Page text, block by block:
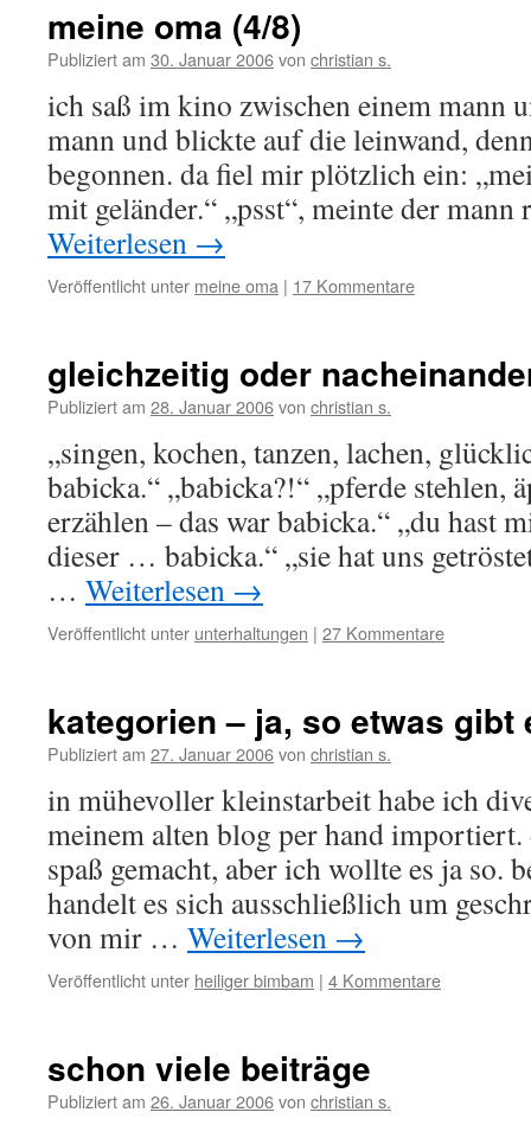
meine oma (4/8)
Publiziert am 30. Januar 2006von christian s.
ich saß im kino zwischen einem mann
mann und blickte auf die leinwand,
begonnen. da fiel mir plötzlich ein:
mit geländer.“ „psst“, meinte der
Weiterlesen →
Veröffentlicht unter meine oma | 17 Kommentare
gleichzeitig oder
Publiziert am 28. Januar 2006von christian s.
„singen, kochen, tanzen, lachen,
babicka.“ „babicka?!“ „pferde stehlen,
erzählen – das war babicka.“ „du hast
dieser … babicka.“ „sie hat uns
… Weiterlesen →
Veröffentlicht unter unterhaltungen | 27 Kommentare
kategorien – ja, so etwas gibt
Publiziert am 27. Januar 2006von christian s.
in mühevoller kleinstarbeit habe ich
meinem alten blog per hand importiert.
spaß gemacht, aber ich wollte es ja so.
handelt es sich ausschließlich um
von mir … Weiterlesen →
Veröffentlicht unter heiliger bimbam | 4 Kommentare
schon viele beiträge
Publiziert am 26. Januar 2006von christian s.